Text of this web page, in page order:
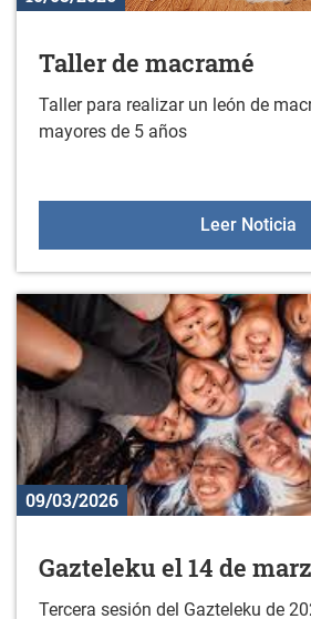
Taller de macramé
Taller para realizar un león de
mayores de 5 años
Leer Noticia
09/03/2026
Gazteleku el 14 de
Tercera sesión del Gazteleku de